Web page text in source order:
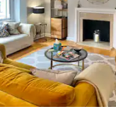
5,0 von 5,